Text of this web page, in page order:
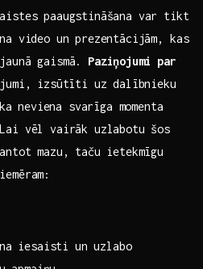
‍paaugstināšana var ​tikt
video​ un prezentācijām, kas
gaismā. Paziņojumi par
izsūtīti​ uz dalībnieku
⁣neviena svarīga momenta
vēl vairāk uzlabotu šos⁢
mazu, taču ietekmīgu
iesaisti ‌un uzlabo